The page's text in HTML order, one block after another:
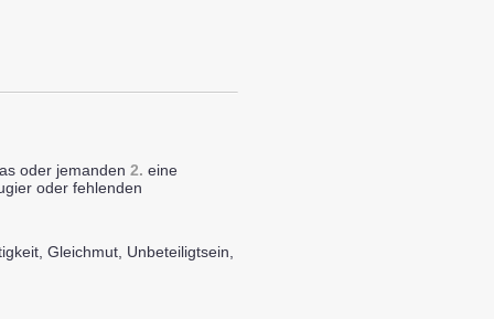
oder jemanden 2. eine
oder fehlenden
Gleichmut, Unbeteiligtsein,